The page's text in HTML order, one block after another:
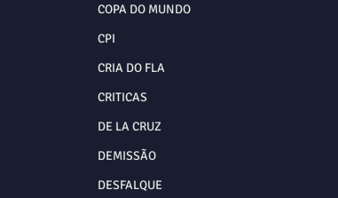
COPA DO MUNDO
CPI
CRIA DO FLA
CRITICAS
DE LA CRUZ
DEMISSÃO
DESFALQUE